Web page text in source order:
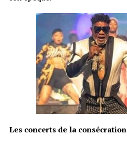
Les concerts de la consécration